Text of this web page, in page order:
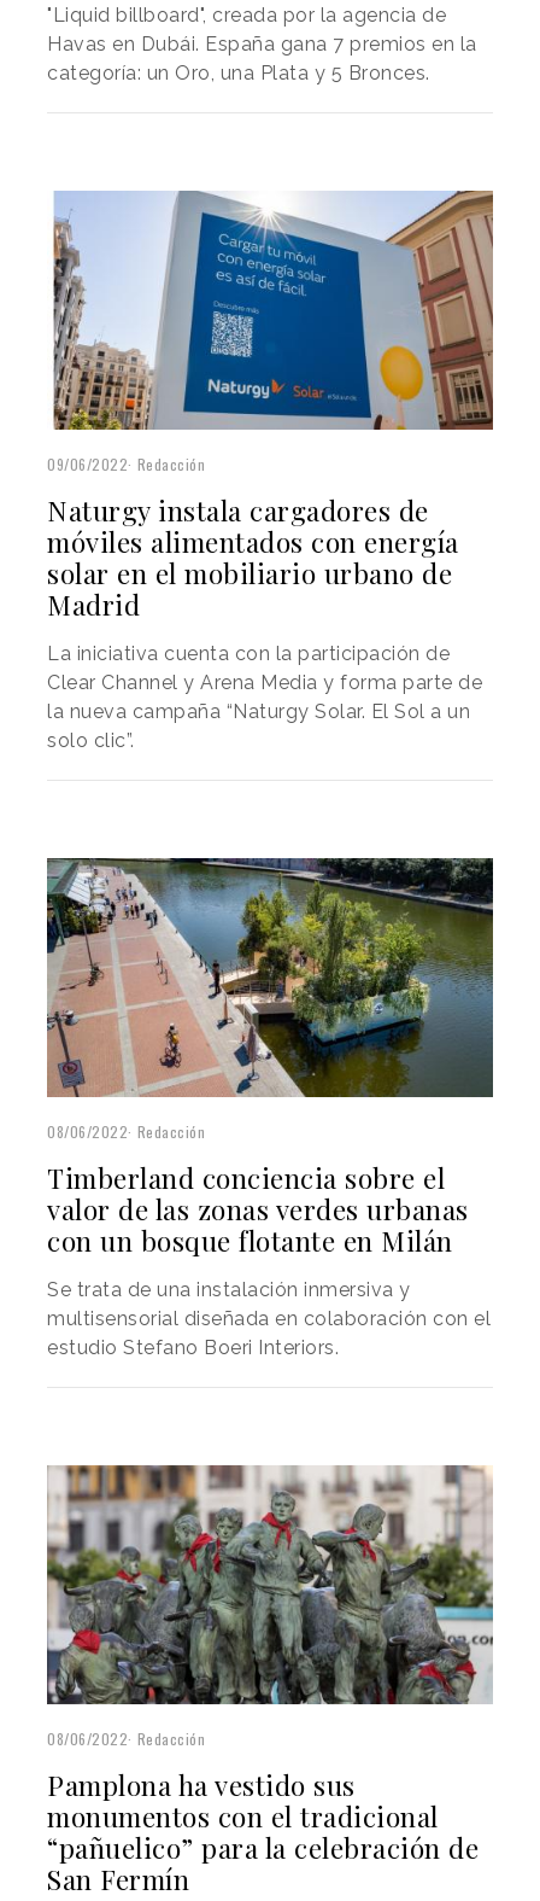
"Liquid billboard", creada por la agencia de
Havas en Dubái. España gana 7 premios en la
categoría: un Oro, una Plata y 5 Bronces.
09/06/2022 Redacción
Naturgy instala cargadores de
móviles alimentados con energía
solar en el mobiliario urbano de
Madrid
La iniciativa cuenta con la participación de
Clear Channel y Arena Media y forma parte de
la nueva campaña “Naturgy Solar. El Sol a un
solo clic”.
08/06/2022 Redacción
Timberland conciencia sobre el
valor de las zonas verdes urbanas
con un bosque flotante en Milán
Se trata de una instalación inmersiva y
multisensorial diseñada en colaboración con el
estudio Stefano Boeri Interiors.
08/06/2022 Redacción
Pamplona ha vestido sus
monumentos con el tradicional
“pañuelico” para la celebración de
San Fermín